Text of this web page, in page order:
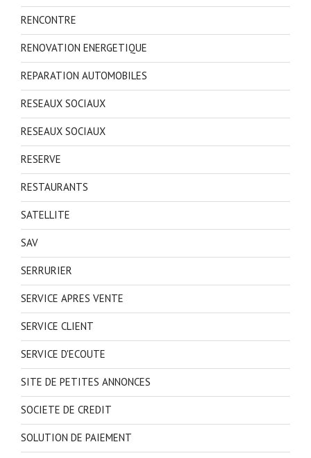
RENCONTRE
RENOVATION ENERGETIQUE
REPARATION AUTOMOBILES
RESEAUX SOCIAUX
RESEAUX SOCIAUX
RESERVE
RESTAURANTS
SATELLITE
SAV
SERRURIER
SERVICE APRES VENTE
SERVICE CLIENT
SERVICE D'ECOUTE
SITE DE PETITES ANNONCES
SOCIETE DE CREDIT
SOLUTION DE PAIEMENT